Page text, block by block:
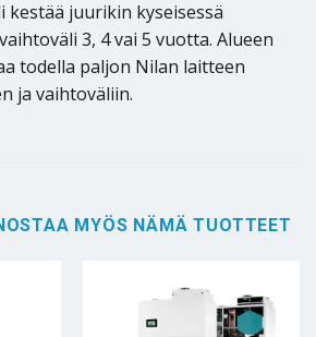
kestää juurikin kyseisessä
3, 4 vai 5 vuotta. Alueen
todella paljon Nilan laitteen
ja vaihtoväliin.
MYÖS NÄMÄ TUOTTEET